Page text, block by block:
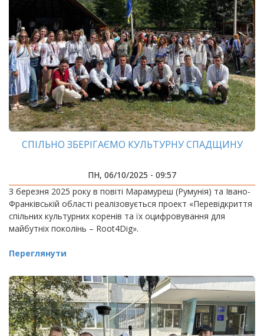
СПІЛЬНО ЗБЕРІГАЄМО КУЛЬТУРНУ СПАДЩИНУ
ПН, 06/10/2025 - 09:57
З березня 2025 року в повіті Марамуреш (Румунія) та Івано-
Франківській області реалізовується проект «Перевідкриття
спільних культурних коренів та їх оцифровування для
майбутніх поколінь – Root4Dig».
Переглянути